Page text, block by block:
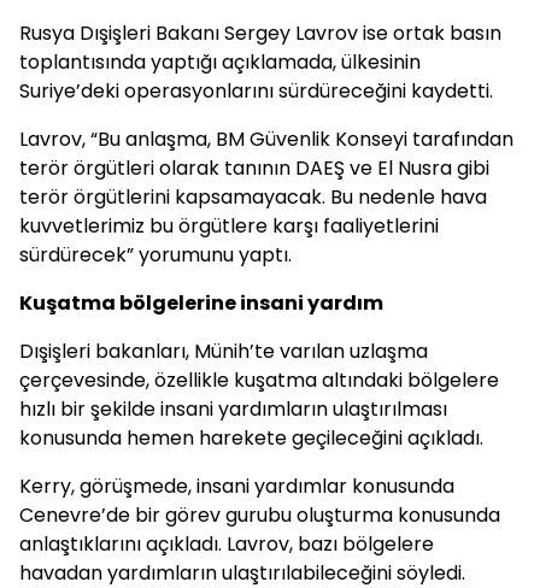
Rusya Dışişleri Bakanı Sergey Lavrov ise ortak basın
toplantısında yaptığı açıklamada, ülkesinin
Suriye’deki operasyonlarını sürdüreceğini kaydetti.
Lavrov, “Bu anlaşma, BM Güvenlik Konseyi tarafından
terör örgütleri olarak tanının DAEŞ ve El Nusra gibi
terör örgütlerini kapsamayacak. Bu nedenle hava
kuvvetlerimiz bu örgütlere karşı faaliyetlerini
sürdürecek” yorumunu yaptı.
Kuşatma bölgelerine insani yardım
Dışişleri bakanları, Münih’te varılan uzlaşma
çerçevesinde, özellikle kuşatma altındaki bölgelere
hızlı bir şekilde insani yardımların ulaştırılması
konusunda hemen harekete geçileceğini açıkladı.
Kerry, görüşmede, insani yardımlar konusunda
Cenevre’de bir görev gurubu oluşturma konusunda
anlaştıklarını açıkladı. Lavrov, bazı bölgelere
havadan yardımların ulaştırılabileceğini söyledi.